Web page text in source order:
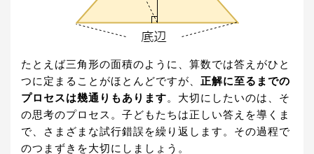
たとえば三角形の面積のように、算数では答えがひと
つに定まることがほとんどですが、 正解に至るまでの
プロセスは幾通りもあります。大切にしたいのは、そ
の思考のプロセス。子どもたちは正しい答えを導くま
で、さまざまな試行錯誤を繰り返します。その過程で
のつまずきを大切にしましょう。